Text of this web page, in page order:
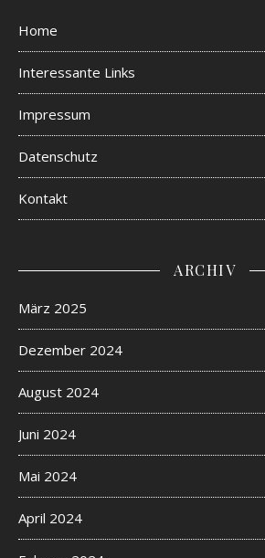
Home
Interessante Links
Impressum
Datenschutz
Kontakt
ARCHIV
März 2025
Dezember 2024
August 2024
Juni 2024
Mai 2024
April 2024